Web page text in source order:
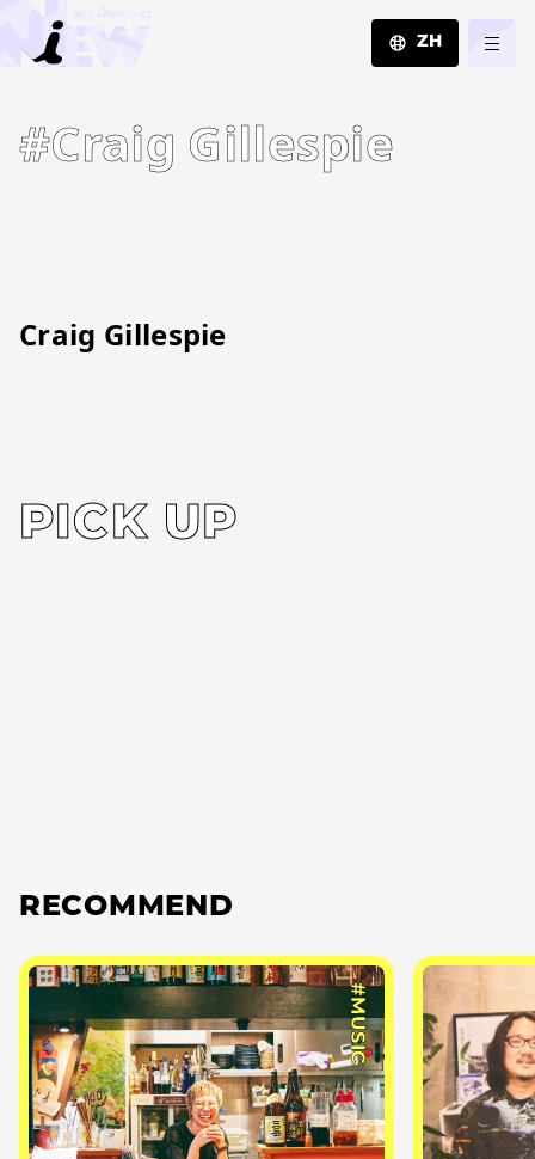
ZH
#Craig Gillespie
Craig Gillespie
PICK UP
RECOMMEND
#MUSIC